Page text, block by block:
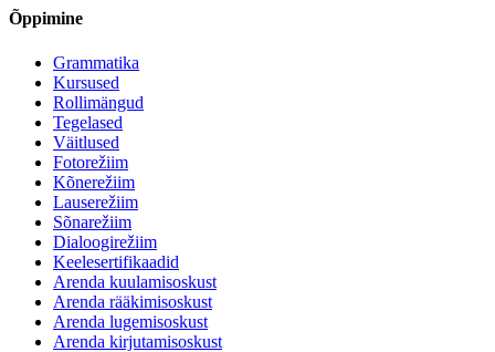
Õppimine
Grammatika
Kursused
Rollimängud
Tegelased
Väitlused
Fotorežiim
Kõnerežiim
Lauserežiim
Sõnarežiim
Dialoogirežiim
Keelesertifikaadid
Arenda kuulamisoskust
Arenda rääkimisoskust
Arenda lugemisoskust
Arenda kirjutamisoskust